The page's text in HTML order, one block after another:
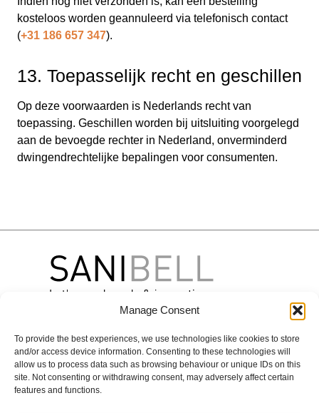
Manage Consent
To provide the best experiences, we use technologies like cookies to store
and/or access device information. Consenting to these technologies will
allow us to process data such as browsing behaviour or unique IDs on this
site. Not consenting or withdrawing consent, may adversely affect certain
features and functions.
kosteloos worden geannuleerd via telefonisch contact
(+31 186 657 347).
13. Toepasselijk recht en geschillen
Op deze voorwaarden is Nederlands recht van
toepassing. Geschillen worden bij uitsluiting voorgelegd
aan de bevoegde rechter in Nederland, onverminderd
dwingendrechtelijke bepalingen voor consumenten.
Over
Sanibell
Projecten
Merken
BLISSBASIC LINE
Online
Contact
Contactgegevens
Experience &